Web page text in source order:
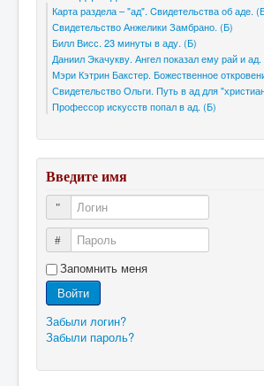
Карта раздела – "ад". Cвидетельства об аде.
Свидетельство Анжелики Замбрано. (Б)
Билл Висс. 23 минуты в аду. (Б)
Даниил Экачукву. Ангел показал ему рай и
Мэри Кэтрин Бакстер. Божественное
Свидетельство Ольги. Путь в ад для
Профессор искусств попал в ад. (Б)
Введите имя
Логин
Пароль
Запомнить меня
Войти
Забыли логин?
Забыли пароль?